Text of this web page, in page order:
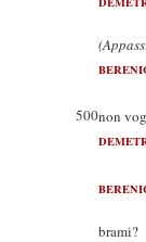
Il
500non
brami?